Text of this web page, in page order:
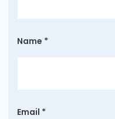
Name *
Email *